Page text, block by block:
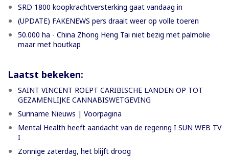
SRD 1800 koopkrachtversterking gaat vandaag in
(UPDATE) FAKENEWS pers draait weer op volle toeren
50.000 ha - China Zhong Heng Tai niet bezig met palmolie
maar met houtkap
Laatst bekeken:
SAINT VINCENT ROEPT CARIBISCHE LANDEN OP TOT
GEZAMENLIJKE CANNABISWETGEVING
Suriname Nieuws | Voorpagina
Mental Health heeft aandacht van de regering I SUN WEB TV
I
Zonnige zaterdag, het blijft droog